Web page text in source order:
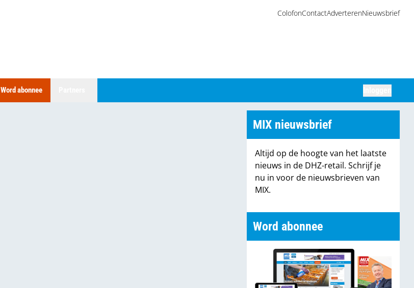
ColofonContactAdverterenNieuwsbrief
Word abonnee
MIX nieuwsbrief
Altijd op de hoogte van het laatste
nieuws in de DHZ-retail. Schrijf je
nu in voor de nieuwsbrieven van
MIX.
Word abonnee